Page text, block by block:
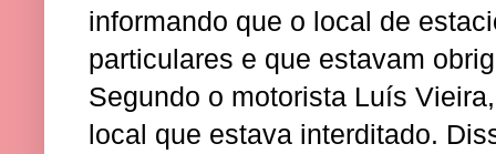
informando que o local de
particulares e que estavam
Segundo o motorista Luís
local que estava interditado.